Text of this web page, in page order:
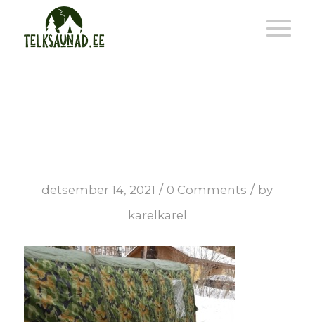
detsember 14, 2021 / 0 Comments / by
karelkarel